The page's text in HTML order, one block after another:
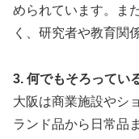
められています。ま
く、研究者や教育関
3. 何でもそろってい
大阪は商業施設やシ
ランド品から日常品